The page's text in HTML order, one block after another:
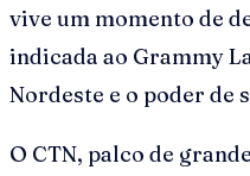
vive um momento de
indicada ao Grammy
Nordeste e o poder de
O CTN, palco de